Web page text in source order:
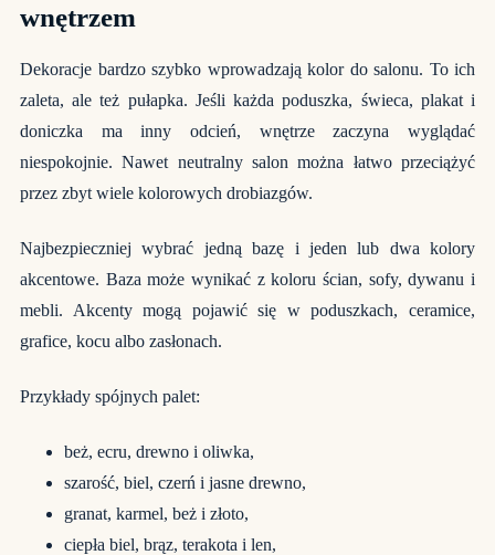
wnętrzem
Dekoracje bardzo szybko wprowadzają kolor do salonu. To ich
zaleta, ale też pułapka. Jeśli każda poduszka, świeca, plakat i
doniczka ma inny odcień, wnętrze zaczyna wyglądać
niespokojnie. Nawet neutralny salon można łatwo przeciążyć
przez zbyt wiele kolorowych drobiazgów.
Najbezpieczniej wybrać jedną bazę i jeden lub dwa kolory
akcentowe. Baza może wynikać z koloru ścian, sofy, dywanu i
mebli. Akcenty mogą pojawić się w poduszkach, ceramice,
grafice, kocu albo zasłonach.
Przykłady spójnych palet:
beż, ecru, drewno i oliwka,
szarość, biel, czerń i jasne drewno,
granat, karmel, beż i złoto,
ciepła biel, brąz, terakota i len,